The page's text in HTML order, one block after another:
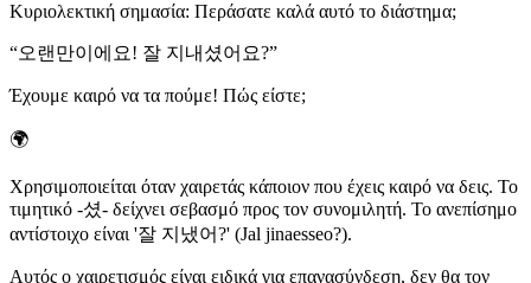
Κυριολεκτική σημασία: Περάσατε καλά αυτό το διάστημα;
“오랜만이에요! 잘 지내셨어요?”
Έχουμε καιρό να τα πούμε! Πώς είστε;
🌍
Χρησιμοποιείται όταν χαιρετάς κάποιον που έχεις καιρό να δεις. Το
τιμητικό -셨- δείχνει σεβασμό προς τον συνομιλητή. Το ανεπίσημο
αντίστοιχο είναι '잘 지냈어?' (Jal jinaesseo?).
Αυτός ο χαιρετισμός είναι ειδικά για επανασύνδεση, δεν θα τον